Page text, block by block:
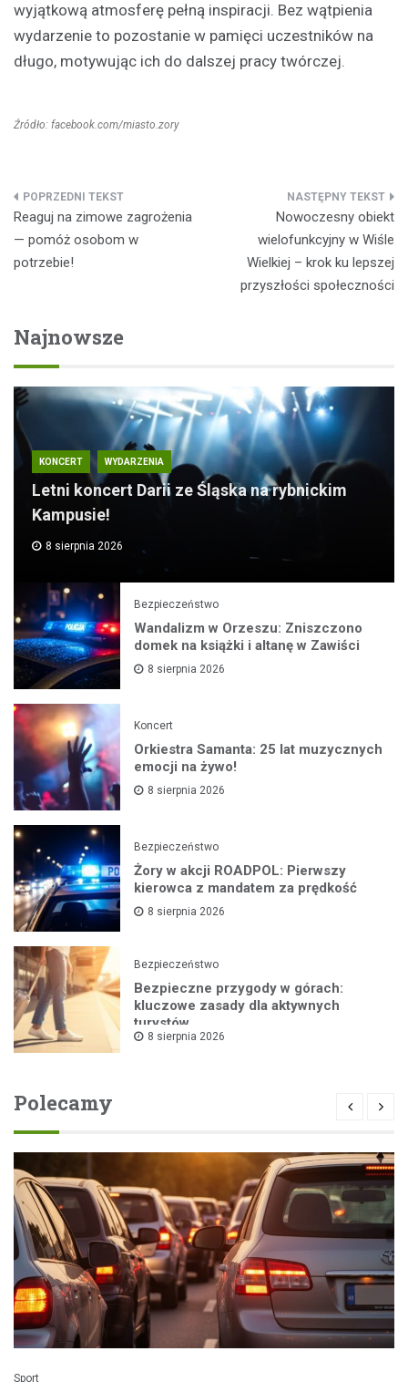
wyjątkową atmosferę pełną inspiracji. Bez wątpienia
wydarzenie to pozostanie w pamięci uczestników na
długo, motywując ich do dalszej pracy twórczej.
Źródło: facebook.com/miasto.zory
Nawigacja
wpisu
Reaguj na zimowe zagrożenia
— pomóż osobom w
potrzebie!
Nowoczesny obiekt
wielofunkcyjny w Wiśle
Wielkiej – krok ku lepszej
przyszłości społeczności
Najnowsze
KONCERT WYDARZENIA
Letni koncert Darii ze Śląska na rybnickim
Kampusie!
8 sierpnia 2026
Bezpieczeństwo
Wandalizm w Orzeszu: Zniszczono
domek na książki i altanę w Zawiści
8 sierpnia 2026
Koncert
Orkiestra Samanta: 25 lat muzycznych
emocji na żywo!
8 sierpnia 2026
Bezpieczeństwo
Żory w akcji ROADPOL: Pierwszy
kierowca z mandatem za prędkość
8 sierpnia 2026
Bezpieczeństwo
Bezpieczne przygody w górach:
kluczowe zasady dla aktywnych
turystów
8 sierpnia 2026
Polecamy
Sport